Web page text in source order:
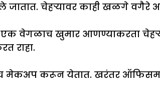
जातात. चेहऱ्यावर काही खळगे
वेगळाच खुमार आणण्याकरता
राहा.
मेकअप करून येतात. खरंतर